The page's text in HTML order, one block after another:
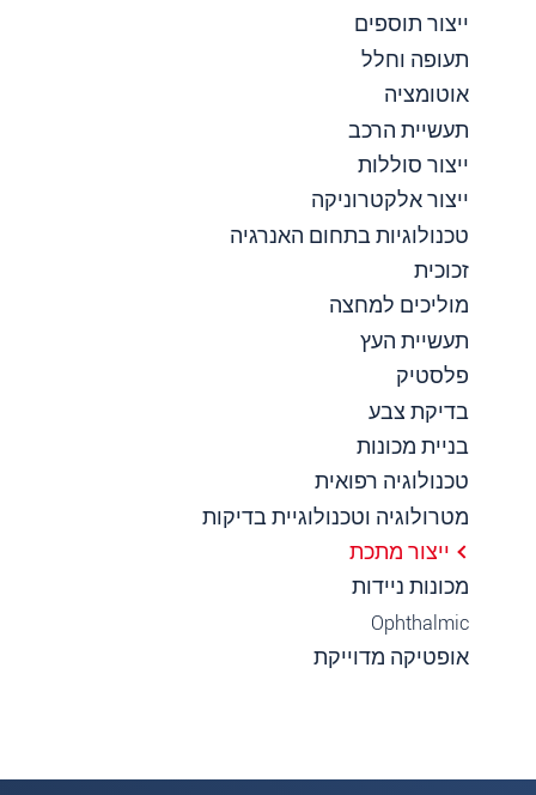
ייצור תוספים
תעופה וחלל
אוטומציה
תעשיית הרכב
ייצור סוללות
ייצור אלקטרוניקה
טכנולוגיות בתחום האנרגיה
זכוכית
מוליכים למחצה
תעשיית העץ
פלסטיק
בדיקת צבע
בניית מכונות
טכנולוגיה רפואית
מטרולוגיה וטכנולוגיית בדיקות
ייצור מתכת
מכונות ניידות
Ophthalmic
אופטיקה מדוייקת